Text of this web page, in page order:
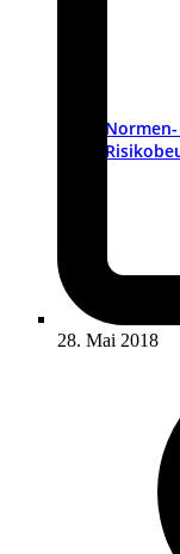
28. Mai 2018